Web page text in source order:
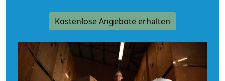
Kostenlose Angebote erhalten